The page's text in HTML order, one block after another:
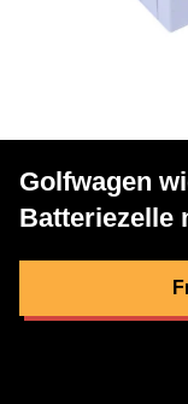
Golfwagen
Batteriezelle